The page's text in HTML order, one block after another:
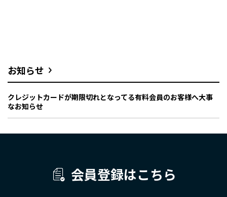
お知らせ
クレジットカードが期限切れとなってる有料会員のお客様へ大事
なお知らせ
会員登録はこちら